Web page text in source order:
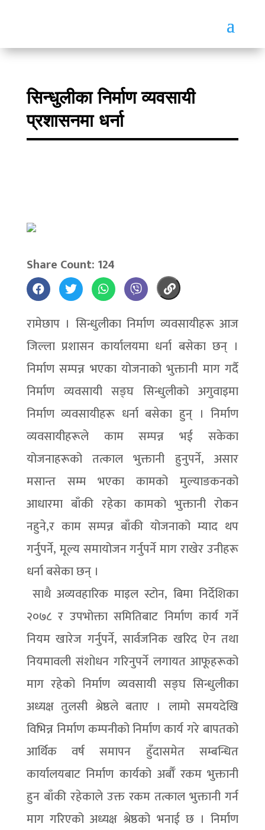
सिन्धुलीका निर्माण व्यवसायी
प्रशासनमा धर्ना
Share Count: 124
रामेछाप । सिन्धुलीका निर्माण व्यवसायीहरू आज
जिल्ला प्रशासन कार्यालयमा धर्ना बसेका छन् ।
निर्माण सम्पन्न भएका योजनाको भुक्तानी माग गर्दै
निर्माण व्यवसायी सङ्घ सिन्धुलीको अगुवाइमा
निर्माण व्यवसायीहरू धर्ना बसेका हुन् । निर्माण
व्यवसायीहरूले काम सम्पन्न भई सकेका
योजनाहरूको तत्काल भुक्तानी हुनुपर्ने, असार
मसान्त सम्म भएका कामको मुल्याङकनको
आधारमा बाँकी रहेका कामको भुक्तानी रोकन
नहुने,र काम सम्पन्न बाँकी योजनाको म्याद थप
गर्नुपर्ने, मूल्य समायोजन गर्नुपर्ने माग राखेर उनीहरू
धर्ना बसेका छन् ।
साथै अव्यवहारिक माइल स्टोन, बिमा निर्देशिका
२०७८ र उपभोक्ता समितिबाट निर्माण कार्य गर्ने
नियम खारेज गर्नुपर्ने, सार्वजनिक खरिद ऐन तथा
नियमावली संशोधन गरिनुपर्ने लगायत आफूहरूको
माग रहेको निर्माण व्यवसायी सङ्घ सिन्धुलीका
अध्यक्ष तुलसी श्रेष्ठले बताए । लामो समयदेखि
विभिन्न निर्माण कम्पनीको निर्माण कार्य गरे बापतको
आर्थिक वर्ष समापन हुँदासमेत सम्बन्धित
कार्यालयबाट निर्माण कार्यको अर्बौँ रकम भुक्तानी
हुन बाँकी रहेकाले उक्त रकम तत्काल भुक्तानी गर्न
माग गरिएको अध्यक्ष श्रेष्ठको भनाई छ । निर्माण